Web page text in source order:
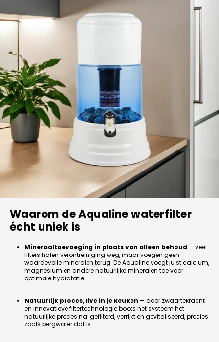
Waarom de Aqualine waterfilter
écht uniek is
Mineraaltoevoeging in plaats van alleen behoud — veel
filters halen verontreiniging weg, maar voegen geen
waardevolle mineralen terug. De Aqualine voegt juist calcium,
magnesium en andere natuurlijke mineralen toe voor
optimale hydratatie.
Natuurlijk proces, live in je keuken — door zwaartekracht
en innovatieve filtertechnologie boots het systeem het
natuurlijke proces na: gefilterd, verrijkt en gevitaliseerd, precies
zoals bergwater dat is.